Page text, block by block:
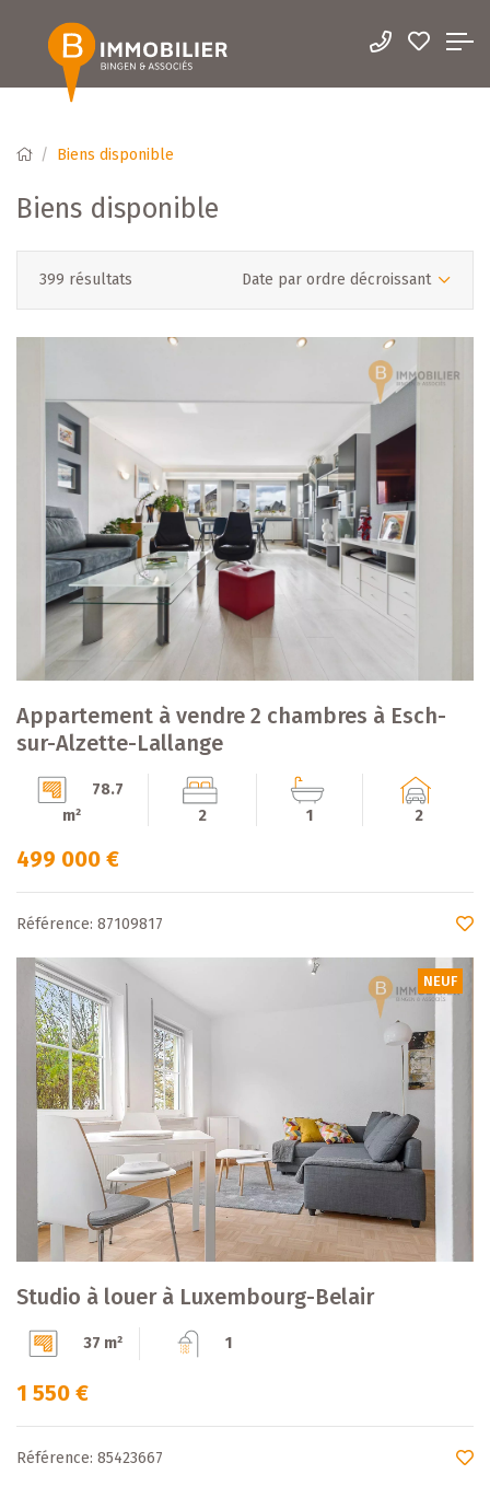
Biens disponible
Biens disponible
399 résultats Date par ordre décroissant
Appartement à vendre 2 chambres à Esch-
sur-Alzette-Lallange
78.7
m²
2 1 2
499 000 €
Référence: 87109817
NEUF
Studio à louer à Luxembourg-Belair
37 m² 1
1 550 €
Référence: 85423667